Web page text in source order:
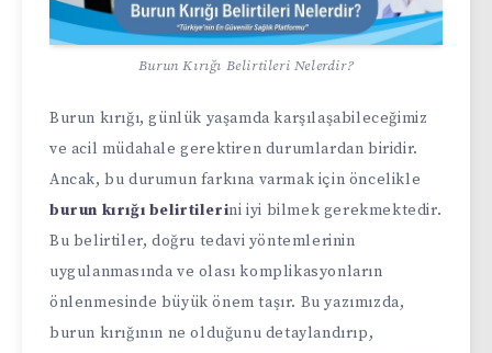
Burun Kırığı Belirtileri Nelerdir?
Burun kırığı, günlük yaşamda karşılaşabileceğimiz
ve acil müdahale gerektiren durumlardan biridir.
Ancak, bu durumun farkına varmak için öncelikle
burun kırığı belirtilerini iyi bilmek gerekmektedir.
Bu belirtiler, doğru tedavi yöntemlerinin
uygulanmasında ve olası komplikasyonların
önlenmesinde büyük önem taşır. Bu yazımızda,
burun kırığının ne olduğunu detaylandırıp,